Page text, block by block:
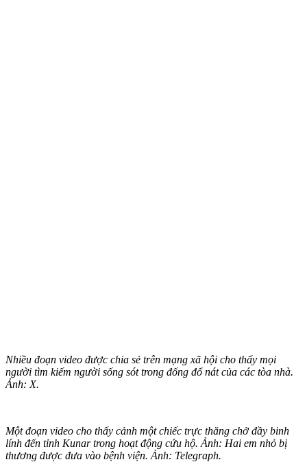
Nhiều đoạn video được chia sẻ trên mạng xã hội cho thấy mọi
người tìm kiếm người sống sót trong đống đổ nát của các tòa nhà.
Ảnh: X.
Một đoạn video cho thấy cảnh một chiếc trực thăng chở đầy binh
lính đến tỉnh Kunar trong hoạt động cứu hộ. Ảnh: Hai em nhỏ bị
thương được đưa vào bệnh viện. Ảnh: Telegraph.